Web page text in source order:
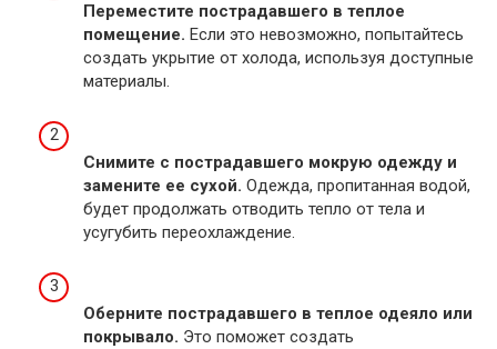
Переместите пострадавшего в теплое
помещение. Если это невозможно, попытайтесь
создать укрытие от холода, используя доступные
материалы.
Снимите с пострадавшего мокрую одежду и
замените ее сухой. Одежда, пропитанная водой,
будет продолжать отводить тепло от тела и
усугубить переохлаждение.
Оберните пострадавшего в теплое одеяло или
покрывало. Это поможет создать